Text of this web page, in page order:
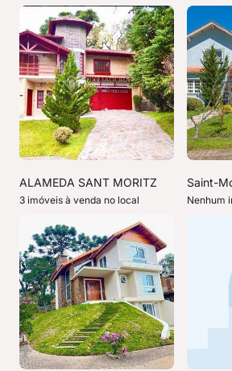
ALAMEDA SANT MORITZ
3 imóveis à venda no local
Saint-
Nenhum